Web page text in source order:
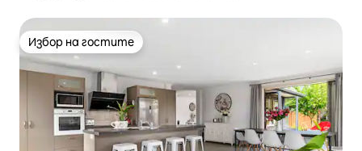
Избор на гостите
Избор на гостите